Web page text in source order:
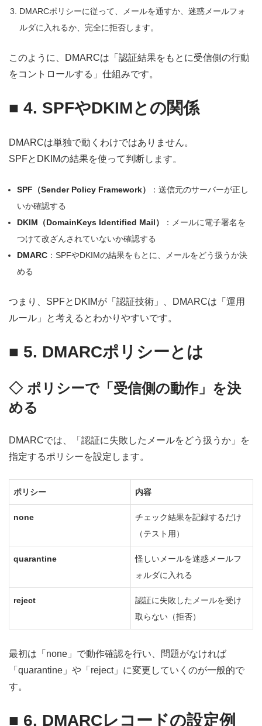
DMARCポリシーに従って、メールを通すか、迷惑メールフォ
ルダに入れるか、完全に拒否します。
このように、DMARCは「認証結果をもとに受信側の行動
をコントロールする」仕組みです。
■ 4. SPFやDKIMとの関係
DMARCは単独で動くわけではありません。
SPFとDKIMの結果を使って判断します。
SPF（Sender Policy Framework）
：送信元のサーバーが正し
いか確認する
DKIM（DomainKeys Identified Mail）
：メールに電子署名を
つけて改ざんされていないか確認する
DMARC ：SPFやDKIMの結果をもとに、メールをどう扱うか決
める
つまり、SPFとDKIMが「認証技術」、DMARCは「運用
ルール」と考えるとわかりやすいです。
■ 5. DMARCポリシーとは
◇ ポリシーで「受信側の動作」を決
める
DMARCでは、「認証に失敗したメールをどう扱うか」を
指定するポリシーを設定します。
ポリシー 内容
none
チェック結果を記録するだけ
（テスト用）
quarantine
怪しいメールを迷惑メールフ
ォルダに入れる
reject
認証に失敗したメールを受け
取らない（拒否）
最初は「none」で動作確認を行い、問題がなければ
「quarantine」や「reject」に変更していくのが一般的で
す。
■ 6. DMARCレコードの設定例